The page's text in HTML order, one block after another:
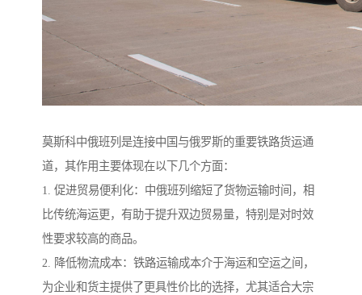
莫斯科中俄班列是连接中国与俄罗斯的重要铁路货运通
道，其作用主要体现在以下几个方面：
1. 促进贸易便利化：中俄班列缩短了货物运输时间，相
比传统海运更，有助于提升双边贸易量，特别是对时效
性要求较高的商品。
2. 降低物流成本：铁路运输成本介于海运和空运之间，
为企业和货主提供了更具性价比的选择，尤其适合大宗